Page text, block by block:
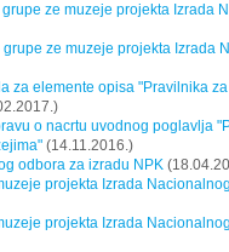
ze muzeje projekta Izrada
ze muzeje projekta Izrada
za elemente opisa "Pravilnika
o nacrtu uvodnog poglavlja
(14.11.2016.)
odbora za izradu NPK
projekta Izrada
projekta Izrada